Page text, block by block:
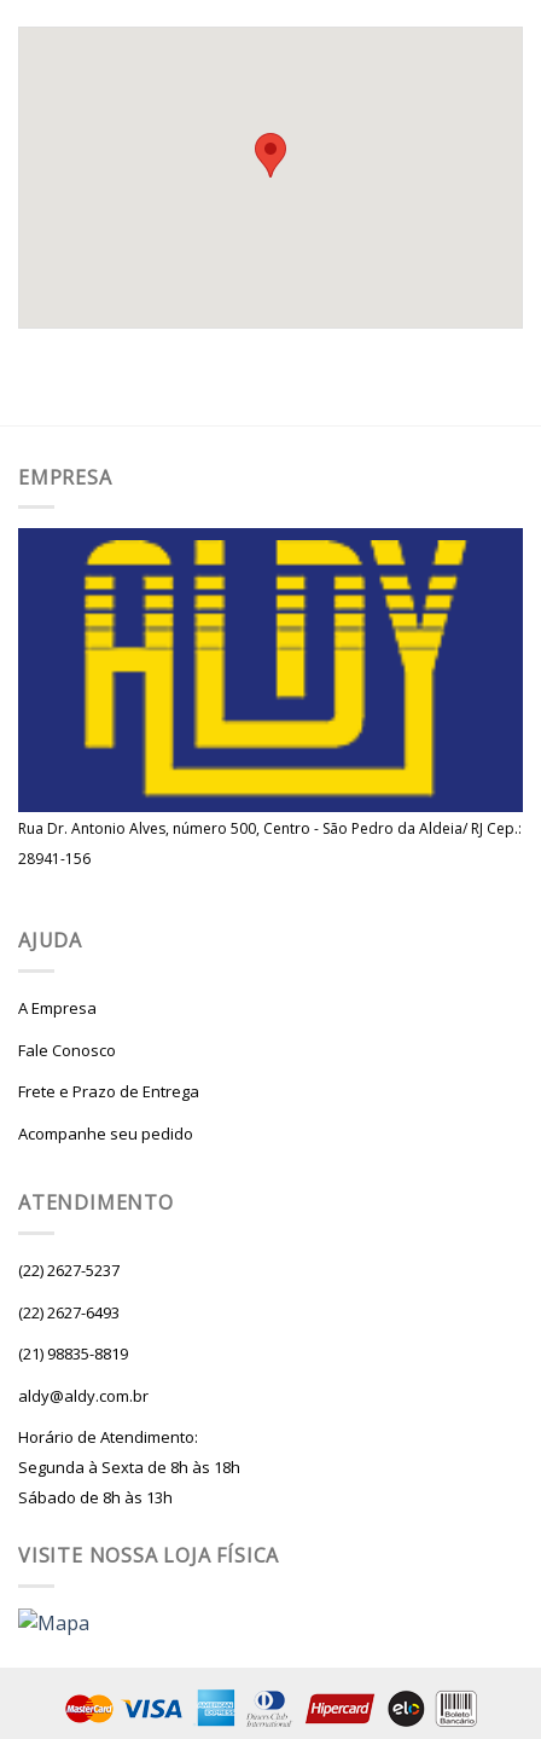
EMPRESA
Rua Dr. Antonio Alves, número 500, Centro - São Pedro da Aldeia/ RJ Cep.:
28941-156
AJUDA
A Empresa
Fale Conosco
Frete e Prazo de Entrega
Acompanhe seu pedido
ATENDIMENTO
(22) 2627-5237
(22) 2627-6493
(21) 98835-8819
aldy@aldy.com.br
Horário de Atendimento:
Segunda à Sexta de 8h às 18h
Sábado de 8h às 13h
VISITE NOSSA LOJA FÍSICA